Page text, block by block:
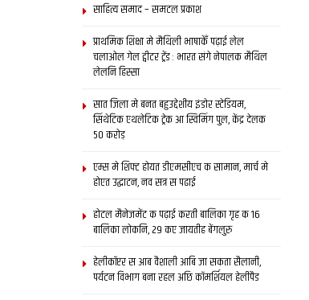
साहित्य समाद – समटल प्रकाश
प्राथमिक शि‍क्षा मे मैथि‍ली भाषाकेँ पढ़ाई लेल
चलाओल गेल ट्वीटर ट्रेंड : भारत संगे नेपालक मैथिल
लेलनि हिस्सा
सात जिला मे बनत बहुउद्देशीय इंडोर स्‍टेडि‍यम,
सिंथेटिक एथलेटिक ट्रेक आ स्विमिंग पुल, केंद्र देलक
50 करोड़
एम्स मे शिफ्ट होयत डीएमसीएच क सामान, मार्च मे
होएत उद्घाटन, नव सत्र स पढाई
होटल मैनेजमेंट क पढ़ाई करती बालिका गृह क 16
बालिका लोकनि, 29 कए जायतीह बेंगलुरु
हेलीकॉप्टर स आब वैशाली आबि जा सकता सैलानी,
पर्यटन विभाग बना रहल अछि कॉमर्शियल हेलीपैड